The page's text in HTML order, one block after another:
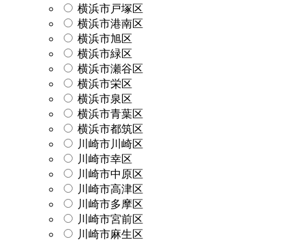
横浜市戸塚区
横浜市港南区
横浜市旭区
横浜市緑区
横浜市瀬谷区
横浜市栄区
横浜市泉区
横浜市青葉区
横浜市都筑区
川崎市川崎区
川崎市幸区
川崎市中原区
川崎市高津区
川崎市多摩区
川崎市宮前区
川崎市麻生区